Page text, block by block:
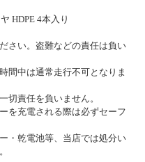
選開催！
表のお知らせ
HDPE 4本入り
さい。盗難などの責任は負い
間中は通常走行不可となりま
切責任を負いません。
を充電される際は必ずセーフ
・乾電池等、当店では処分い